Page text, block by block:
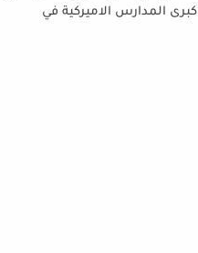
كبرى المدارس الاميركية في